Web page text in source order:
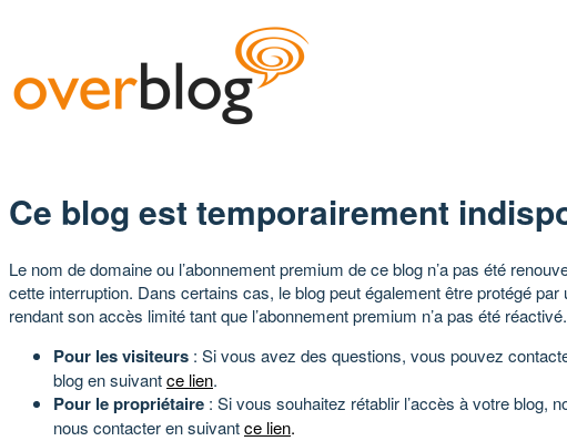
Ce blog est temporairement
Le nom de domaine ou l’abonnement premium de ce blog n’a pas été
cette interruption. Dans certains cas, le blog peut également être protégé par
rendant son accès limité tant que l’abonnement premium n’a pas été réactivé.
Pour les visiteurs : Si vous avez des questions, vous pouvez
blog en suivantce lien.
Pour le propriétaire : Si vous souhaitez rétablir l’accès à votre blog,
nous contacter en suivantce lien.